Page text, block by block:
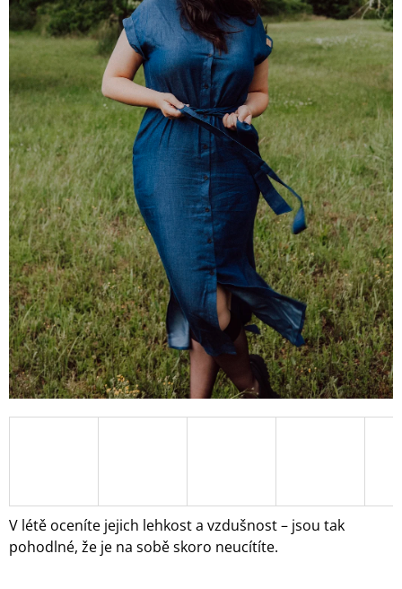
V létě oceníte jejich lehkost a vzdušnost – jsou tak
pohodlné, že je na sobě skoro neucítíte.
A
J
Í
T
?
HLEDAT
D
O
P
O
R
U
Č
U
J
TÍLKO
MÍNA
1